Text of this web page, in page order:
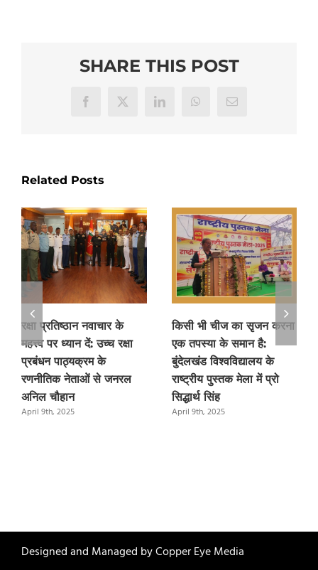
SHARE THIS POST
Facebook
X LinkedInWhatsAppEmail
Related Posts
रक्षा प्रतिष्ठान नवाचार के
महत्त्व पर ध्यान दें: उच्च रक्षा
प्रबंधन पाठ्यक्रम के
रणनीतिक नेताओं से जनरल
अनिल चौहान
April 9th, 2025
किसी भी चीज का सृजन करना
एक तपस्या के समान है:
बुंदेलखंड विश्वविद्यालय के
राष्ट्रीय पुस्तक मेला में प्रो
सिद्धार्थ सिंह
April 9th, 2025
Designed and Managed byCopper Eye Media